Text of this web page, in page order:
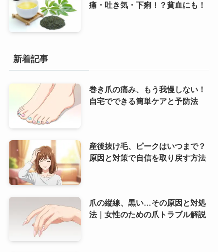
痛・吐き気・下痢！？貧血にも！
新着記事
巻き爪の痛み、もう我慢しない！
自宅でできる簡単ケアと予防法
産後抜け毛、ピークはいつまで？
原因と対策で自信を取り戻す方法
爪の縦線、黒い…その原因と対処
法｜女性のための爪トラブル解説